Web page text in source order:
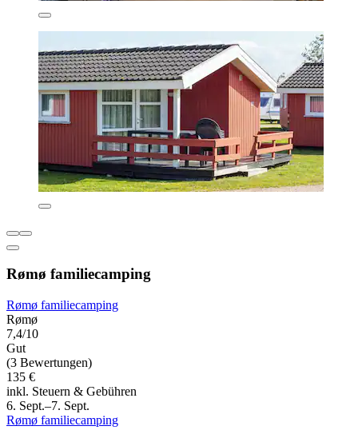
Rømø familiecamping
Rømø familiecamping
Rømø
7,4/10
Gut
(3 Bewertungen)
135 €
inkl. Steuern & Gebühren
6. Sept.–7. Sept.
Rømø familiecamping